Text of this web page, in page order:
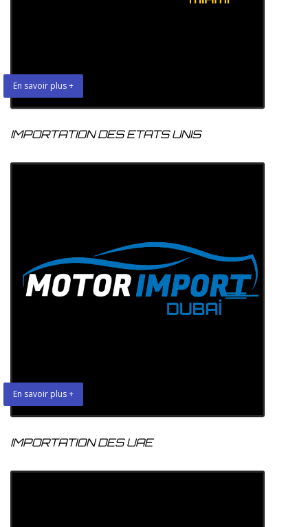
En savoir plus +
IMPORTATION DES ETATS UNIS
En savoir plus +
IMPORTATION DES UAE